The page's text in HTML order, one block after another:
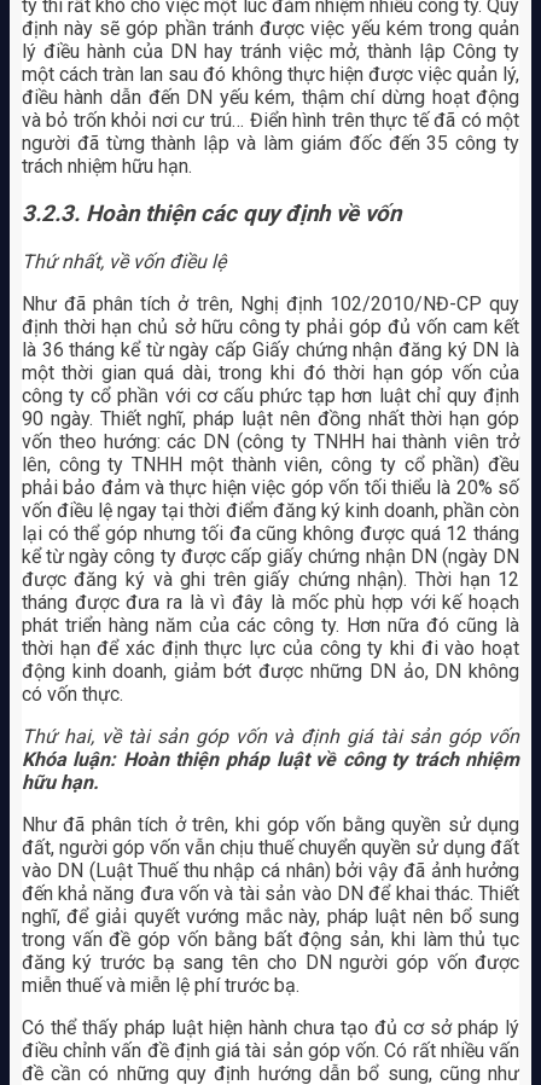
ty thì rất khó cho việc một lúc đảm nhiệm nhiều công ty. Quy
định này sẽ góp phần tránh được việc yếu kém trong quản
lý điều hành của DN hay tránh việc mở, thành lập Công ty
một cách tràn lan sau đó không thực hiện được việc quản lý,
điều hành dẫn đến DN yếu kém, thậm chí dừng hoạt động
và bỏ trốn khỏi nơi cư trú… Điển hình trên thực tế đã có một
người đã từng thành lập và làm giám đốc đến 35 công ty
trách nhiệm hữu hạn.
3.2.3. Hoàn thiện các quy định về vốn
Thứ nhất, về vốn điều lệ
Như đã phân tích ở trên, Nghị định 102/2010/NĐ-CP quy
định thời hạn chủ sở hữu công ty phải góp đủ vốn cam kết
là 36 tháng kể từ ngày cấp Giấy chứng nhận đăng ký DN là
một thời gian quá dài, trong khi đó thời hạn góp vốn của
công ty cổ phần với cơ cấu phức tạp hơn luật chỉ quy định
90 ngày. Thiết nghĩ, pháp luật nên đồng nhất thời hạn góp
vốn theo hướng: các DN (công ty TNHH hai thành viên trở
lên, công ty TNHH một thành viên, công ty cổ phần) đều
phải bảo đảm và thực hiện việc góp vốn tối thiểu là 20% số
vốn điều lệ ngay tại thời điểm đăng ký kinh doanh, phần còn
lại có thể góp nhưng tối đa cũng không được quá 12 tháng
kể từ ngày công ty được cấp giấy chứng nhận DN (ngày DN
được đăng ký và ghi trên giấy chứng nhận). Thời hạn 12
tháng được đưa ra là vì đây là mốc phù hợp với kế hoạch
phát triển hàng năm của các công ty. Hơn nữa đó cũng là
thời hạn để xác định thực lực của công ty khi đi vào hoạt
động kinh doanh, giảm bớt được những DN ảo, DN không
có vốn thực.
Thứ hai, về tài sản góp vốn và định giá tài sản góp vốn
Khóa luận: Hoàn thiện pháp luật về công ty trách nhiệm
hữu hạn.
Như đã phân tích ở trên, khi góp vốn bằng quyền sử dụng
đất, người góp vốn vẫn chịu thuế chuyển quyền sử dụng đất
vào DN (Luật Thuế thu nhập cá nhân) bởi vậy đã ảnh hưởng
đến khả năng đưa vốn và tài sản vào DN để khai thác. Thiết
nghĩ, để giải quyết vướng mắc này, pháp luật nên bổ sung
trong vấn đề góp vốn bằng bất động sản, khi làm thủ tục
đăng ký trước bạ sang tên cho DN người góp vốn được
miễn thuế và miễn lệ phí trước bạ.
Có thể thấy pháp luật hiện hành chưa tạo đủ cơ sở pháp lý
điều chỉnh vấn đề định giá tài sản góp vốn. Có rất nhiều vấn
đề cần có những quy định hướng dẫn bổ sung, cũng như